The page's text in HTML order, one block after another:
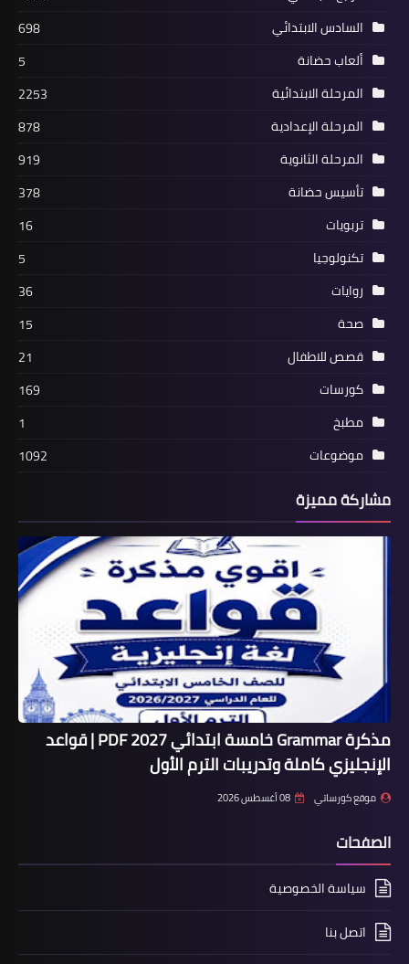
السادس الابتدائي
698
ألعاب حضانة
5
المرحلة الابتدائية
2253
المرحلة الإعدادية
878
المرحلة الثانوية
919
تأسيس حضانة
378
تربويات
16
تكنولوجيا
5
روايات
36
صحة
15
قصص للاطفال
21
كورسات
169
مطبخ
1
موضوعات
1092
مشاركة مميزة
مذكرة Grammar خامسة ابتدائي 2027 PDF | قواعد
الإنجليزي كاملة وتدريبات الترم الأول
موقع كورساتي 08 أغسطس 2026
الصفحات
سياسة الخصوصية
اتصل بنا